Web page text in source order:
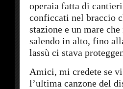
operaia fatta di
conficcati nel braccio
stazione e un mare
salendo in alto, fino
lassù ci stava
Amici, mi credete se
l’ultima canzone del